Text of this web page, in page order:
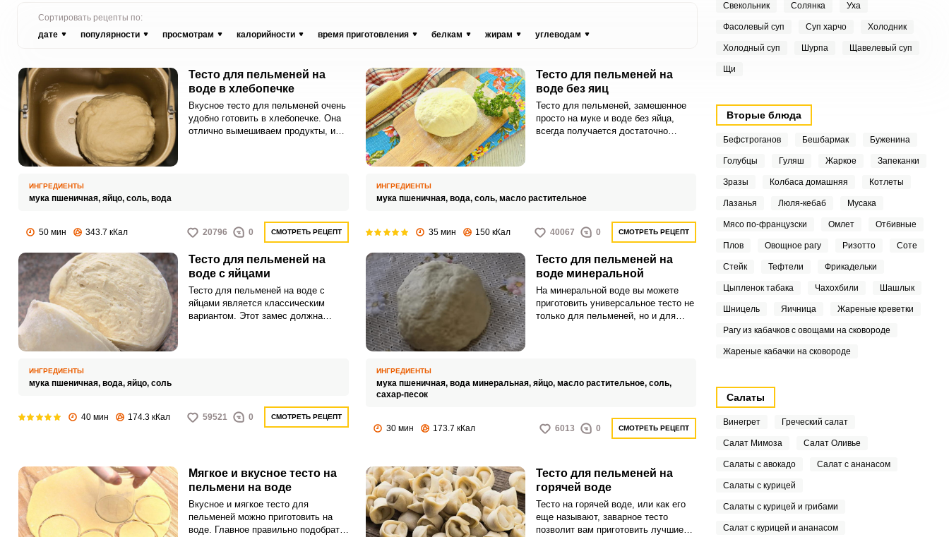
Сортировать рецепты по:
дате
популярности просмотрам калорийности время приготовления белкам жирам углеводам
Тесто для пельменей на
воде в хлебопечке
Вкусное тесто для пельменей очень
удобно готовить в хлебопечке. Она
отлично вымешиваем продукты, и
ИНГРЕДИЕНТЫ
мука пшеничная, яйцо, соль, вода
50 мин 343.7 кКал 20796 0 СМОТРЕТЬ РЕЦЕПТ
Тесто для пельменей на
воде без яиц
Тесто для пельменей, замешенное
просто на муке и воде без яйца,
всегда получается достаточно
ИНГРЕДИЕНТЫ
мука пшеничная, вода, соль, масло растительное
35 мин 150 кКал 40067 0 СМОТРЕТЬ РЕЦЕПТ
Тесто для пельменей на
воде с яйцами
Тесто для пельменей на воде с
яйцами является классическим
вариантом. Этот замес должна
ИНГРЕДИЕНТЫ
мука пшеничная, вода, яйцо, соль
40 мин 174.3 кКал 59521 0 СМОТРЕТЬ РЕЦЕПТ
Тесто для пельменей на
воде минеральной
На минеральной воде вы можете
приготовить универсальное тесто не
только для пельменей, но и для
ИНГРЕДИЕНТЫ
мука пшеничная, вода минеральная, яйцо, масло растительное, соль,
сахар-песок
30 мин 173.7 кКал 6013 0 СМОТРЕТЬ РЕЦЕПТ
Мягкое и вкусное тесто на
пельмени на воде
Вкусное и мягкое тесто для
пельменей можно приготовить на
воде. Главное правильно подобрать
Тесто для пельменей на
горячей воде
Тесто на горячей воде, или как его
еще называют, заварное тесто
позволит вам приготовить лучшие
Свекольник Солянка Уха
Фасолевый суп Суп харчо Холодник
Холодный суп Шурпа Щавелевый суп
Щи
Вторые блюда
Бефстроганов Бешбармак Буженина
Голубцы Гуляш Жаркое Запеканки
Зразы Колбаса домашняя Котлеты
Лазанья Люля-кебаб Мусака
Мясо по-французски Омлет Отбивные
Плов Овощное рагу Ризотто Соте
Стейк Тефтели Фрикадельки
Цыпленок табака Чахохбили Шашлык
Шницель Яичница Жареные креветки
Рагу из кабачков с овощами на сковороде
Жареные кабачки на сковороде
Салаты
Винегрет Греческий салат
Салат Мимоза Салат Оливье
Салаты с авокадо Салат с ананасом
Салаты с курицей
Салаты с курицей и грибами
Салат с курицей и ананасом